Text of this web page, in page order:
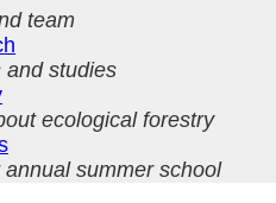
team
and studies
ecological forestry
annual summer school